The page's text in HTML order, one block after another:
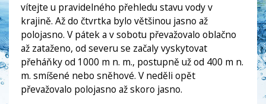
vítejte u pravidelného přehledu stavu vody v
krajině. Až do čtvrtka bylo většinou jasno až
polojasno. V pátek a v sobotu převažovalo oblačno
až zataženo, od severu se začaly vyskytovat
přeháňky od 1000 m n. m., postupně už od 400 m n.
m. smíšené nebo sněhové. V neděli opět
převažovalo polojasno až skoro jasno.